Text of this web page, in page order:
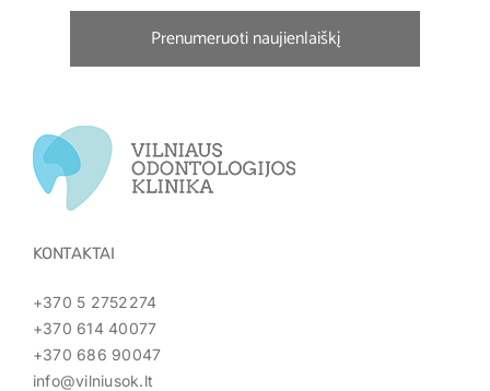
Prenumeruoti naujienlaiškį
KONTAKTAI
+370 5 2752274
+370 614 40077
+370 686 90047
info@vilniusok.lt